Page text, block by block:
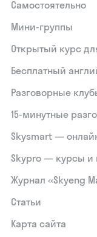
Самостоятельно
Мини-группы
Открытый курс
Бесплатный
Разговорные
15‑минутные
Skysmart —
Skypro — курсы и
Журнал «Skyeng
Статьи
Карта сайта